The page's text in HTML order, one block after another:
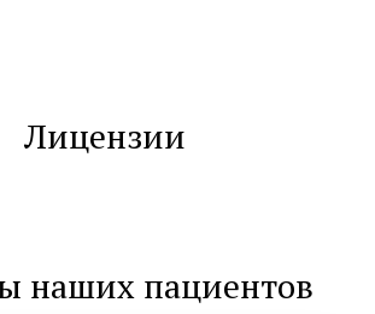
Лицензии
наших пациентов